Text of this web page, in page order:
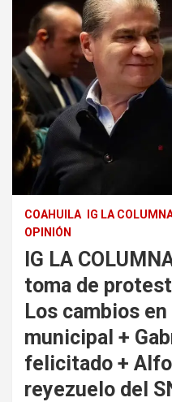
COAHUILA IG LA
OPINIÓN
IG LA
toma de
Los cambios
municipal +
felicitado +
reyezuelo del